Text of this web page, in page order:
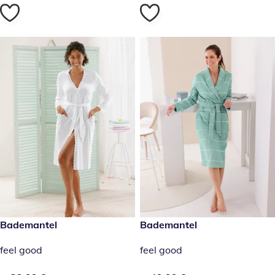
29,99 €
Bademantel
feel good
49,99 €
Bademantel
feel good